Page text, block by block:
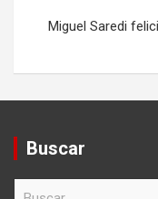
entradas
Miguel Saredi
Buscar